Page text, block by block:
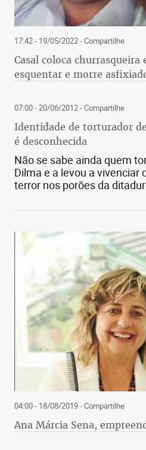
17:42 - 19/05/2022- Compartilhe
Casal coloca churrasqueira
esquentar e morre
07:00 - 20/06/2012- Compartilhe
Identidade de torturador
é desconhecida
Não se sabe ainda quem
Dilma e a levou a vivenciar
terror nos porões da
04:00 - 18/08/2019- Compartilhe
Ana Márcia Sena,